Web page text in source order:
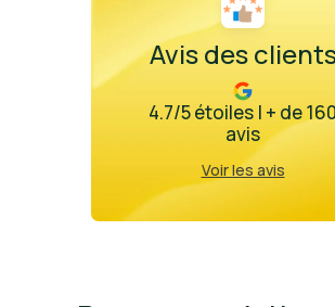
Avis des
4.7/5 étoiles | + de
avis
Voir les avis